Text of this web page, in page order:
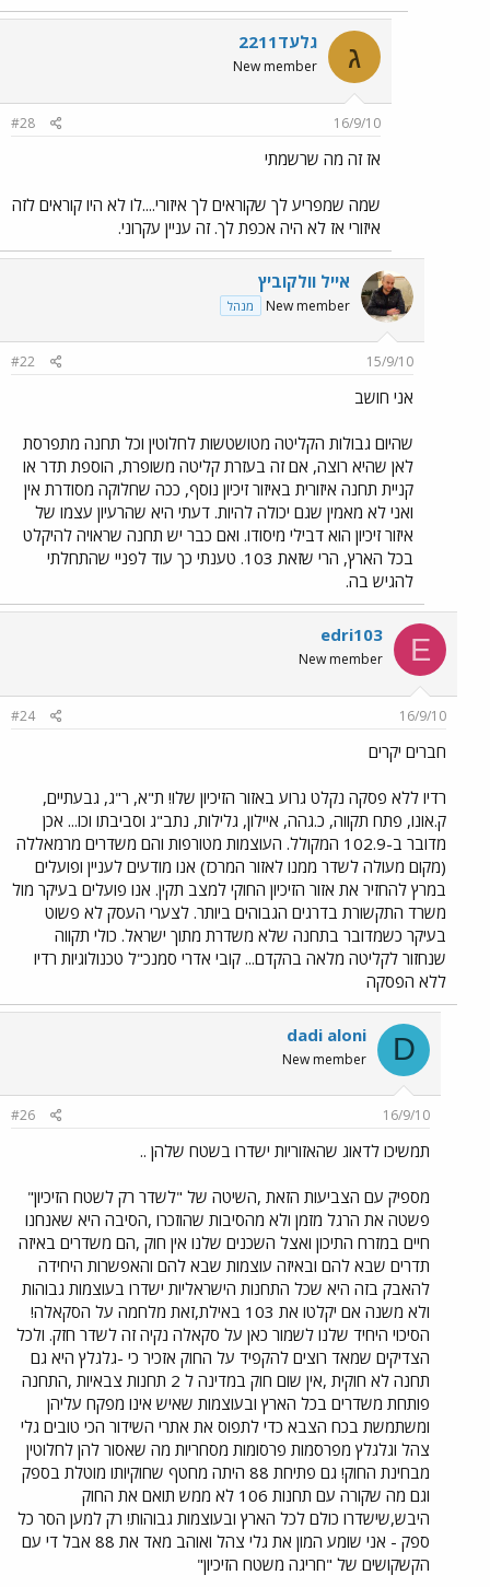
ג גלעד2211
New member
16/9/10
#28
אז זה מה שרשמתי
שמה שמפריע לך שקוראים לך איזורי....לו לא היו קוראים לזה
איזורי אז לא היה אכפת לך. זה עניין עקרוני.
אייל וולקוביץ
New member מנהל
15/9/10
#22
אני חושב
שהיום גבולות הקליטה מטושטשות לחלוטין וכל תחנה מתפרסת
לאן שהיא רוצה, אם זה בעזרת קליטה משופרת, הוספת תדר או
קניית תחנה איזורית באיזור זיכיון נוסף, ככה שחלוקה מסודרת אין
ואני לא מאמין שגם יכולה להיות. דעתי היא שהרעיון עצמו של
איזור זיכיון הוא דבילי מיסודו. ואם כבר יש תחנה שראויה להיקלט
בכל הארץ, הרי שזאת 103. טענתי כך עוד לפניי שהתחלתי
להגיש בה.
E
edri103
New member
16/9/10
#24
חברים יקרים
רדיו ללא פסקה נקלט גרוע באזור הזיכיון שלו! ת"א, ר"ג, גבעתיים,
ק.אונו, פתח תקווה, כ.גהה, איילון, גלילות, נתב"ג וסביבתו וכו... אכן
מדובר ב-102.9 המקולל. העוצמות מטורפות והם משדרים מרמאללה
(מקום מעולה לשדר ממנו לאזור המרכז) אנו מודעים לעניין ופועלים
במרץ להחזיר את אזור הזיכיון החוקי למצב תקין. אנו פועלים בעיקר מול
משרד התקשורת בדרגים הגבוהים ביותר. לצערי העסק לא פשוט
בעיקר כשמדובר בתחנה שלא משדרת מתוך ישראל. כולי תקווה
שנחזור לקליטה מלאה בהקדם... קובי אדרי סמנכ"ל טכנולוגיות רדיו
ללא הפסקה
D
dadi aloni
New member
16/9/10
#26
תמשיכו לדאוג שהאזוריות ישדרו בשטח שלהן ..
מספיק עם הצביעות הזאת ,השיטה של "לשדר רק לשטח הזיכיון"
פשטה את הרגל מזמן ולא מהסיבות שהוזכרו ,הסיבה היא שאנחנו
חיים במזרח התיכון ואצל השכנים שלנו אין חוק ,הם משדרים באיזה
תדרים שבא להם ובאיזה עוצמות שבא להם והאפשרות היחידה
להאבק בזה היא שכל התחנות הישראליות ישדרו בעוצמות גבוהות
ולא משנה אם יקלטו את 103 באילת,זאת מלחמה על הסקאלה!
הסיכוי היחיד שלנו לשמור כאן על סקאלה נקיה זה לשדר חזק. ולכל
הצדיקים שמאד רוצים להקפיד על החוק אזכיר כי -גלגלץ היא גם
תחנה לא חוקית ,אין שום חוק במדינה ל 2 תחנות צבאיות ,התחנה
פותחת משדרים בכל הארץ ובעוצמות שאיש אינו מפקח עליהן
ומשתמשת בכח הצבא כדי לתפוס את אתרי השידור הכי טובים גלי
צהל וגלגלץ מפרסמות פרסומות מסחריות מה שאסור להן לחלוטין
מבחינת החוק! גם פתיחת 88 היתה מחטף שחוקיותו מוטלת בספק
וגם מה שקורה עם תחנות 106 לא ממש תואם את החוק
היבש,שישדרו כולם לכל הארץ ובעוצמות גבוהות! רק למען הסר כל
ספק - אני שומע המון את גלי צהל ואוהב מאד את 88 אבל די עם
הקשקושים של "חריגה משטח הזיכיון"